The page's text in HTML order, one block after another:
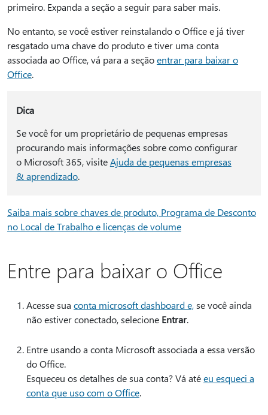
primeiro. Expanda a seção a seguir para saber mais.
No entanto, se você estiver reinstalando o Office e já tiver
resgatado uma chave do produto e tiver uma conta
associada ao Office, vá para a seçãoentrar para baixar o
Office.
Dica
Se você for um proprietário de pequenas empresas
procurando mais informações sobre como configurar
o Microsoft 365, visiteAjuda de pequenas empresas
& aprendizado.
Saiba mais sobre chaves de produto, Programa de Desconto
no Local de Trabalho e licenças de volume
Entre para baixar o Office
Acesse sua conta microsoft dashboard e,se você ainda
não estiver conectado, selecione Entrar.
Entre usando a conta Microsoft associada a essa versão
do Office.
Esqueceu os detalhes de sua conta? Vá atéeu esqueci a
conta que uso com o Office.